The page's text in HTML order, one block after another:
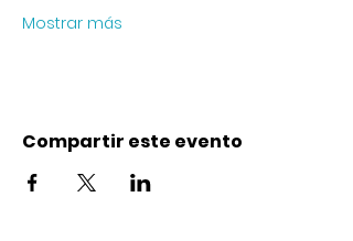
Mostrar más
Compartir este evento